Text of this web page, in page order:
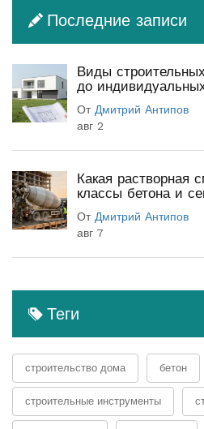
Последние записи
Виды
до
От Дмитрий Антипов
авг 2
Какая растворная
классы бетона и
От Дмитрий Антипов
авг 7
Теги
строительство дома бетон
строительные инструменты